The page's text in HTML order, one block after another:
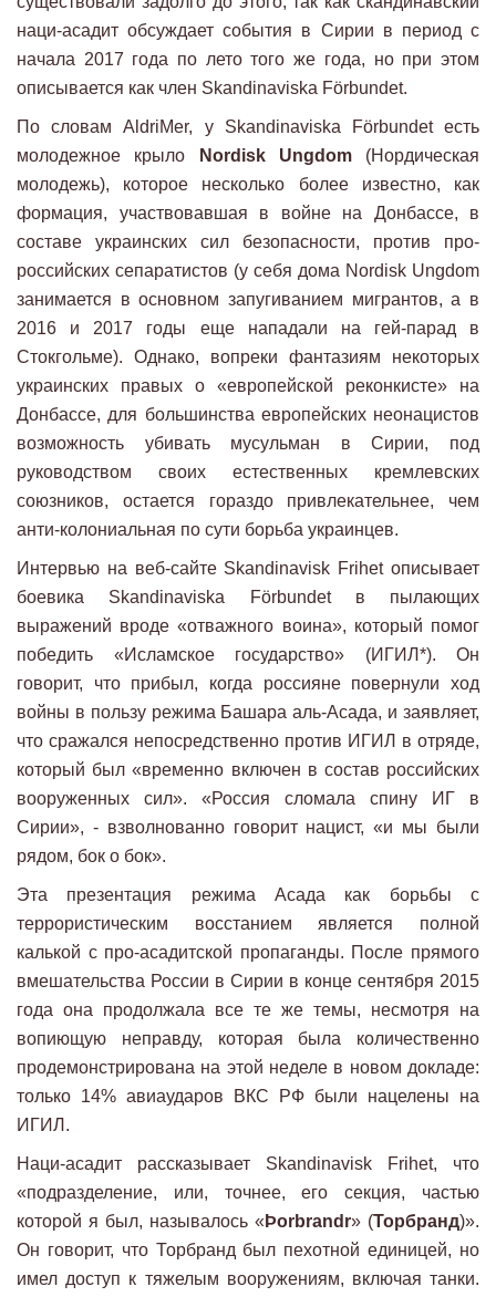
наци-асадит обсуждает события в Сирии в период с
начала 2017 года по лето того же года, но при этом
описывается как член Skandinaviska Förbundet.
По словам AldriMer, у Skandinaviska Förbundet есть
молодежное крыло
Nordisk Ungdom(Нордическая
молодежь), которое несколько более известно, как
формация, участвовавшая в войне на Донбассе, в
составе украинских сил безопасности, против про-
российских сепаратистов (у себя дома Nordisk Ungdom
занимается в основном запугиванием мигрантов, а в
2016 и 2017 годы еще нападали на гей-парад в
Стокгольме). Однако, вопреки фантазиям некоторых
украинских правых о «европейской реконкисте» на
Донбассе, для большинства европейских неонацистов
возможность убивать мусульман в Сирии, под
руководством своих естественных кремлевских
союзников, остается гораздо привлекательнее, чем
анти-колониальная по сути борьба украинцев.
Интервью на веб-сайте Skandinavisk Frihet описывает
боевика Skandinaviska Förbundet в пылающих
выражений вроде «отважного воина», который помог
победить «Исламское государство» (ИГИЛ*). Он
говорит, что прибыл, когда россияне повернули ход
войны в пользу режима Башара аль-Асада, и заявляет,
что сражался непосредственно против ИГИЛ в отряде,
который был «временно включен в состав российских
вооруженных сил». «Россия сломала спину ИГ в
Сирии», - взволнованно говорит нацист, «и мы были
рядом, бок о бок».
Эта презентация режима Асада как борьбы с
террористическим восстанием является полной
калькой с про-асадитской пропаганды. После прямого
вмешательства России в Сирии в конце сентября 2015
года она продолжала все те же темы, несмотря на
вопиющую неправду, которая была количественно
продемонстрирована на этой неделе в новом докладе:
только 14% авиаударов ВКС РФ были нацелены на
ИГИЛ.
Наци-асадит рассказывает Skandinavisk Frihet, что
«подразделение, или, точнее, его секция, частью
которой я был, называлось « Þorbrandr» (Торбранд)».
Он говорит, что Торбранд был пехотной единицей, но
имел доступ к тяжелым вооружениям, включая танки.